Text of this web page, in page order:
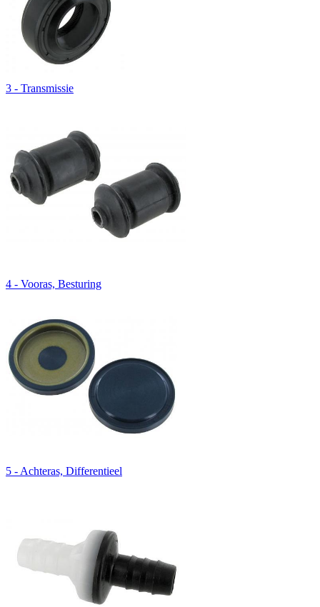
3 - Transmissie
4 - Vooras, Besturing
5 - Achteras, Differentieel